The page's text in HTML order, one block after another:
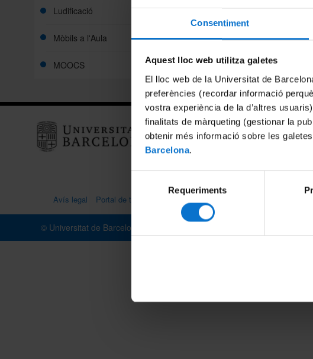
Consentiment
Aquest lloc web utilitza galetes
El lloc web de la Universitat de
preferències (recordar informació
vostra experiència de la d’altres
finalitats de màrqueting (gestionar la
obtenir més informació sobre les
Barcelona.
consentiment
Requeriments
Ludificació
Mòbils a l'Aula
MOOCS
Ja
Centre Ciutat,
Edifici Històric
08007
Avís legal Portal de transparència Política de galetes
© Universitat de Barcelona